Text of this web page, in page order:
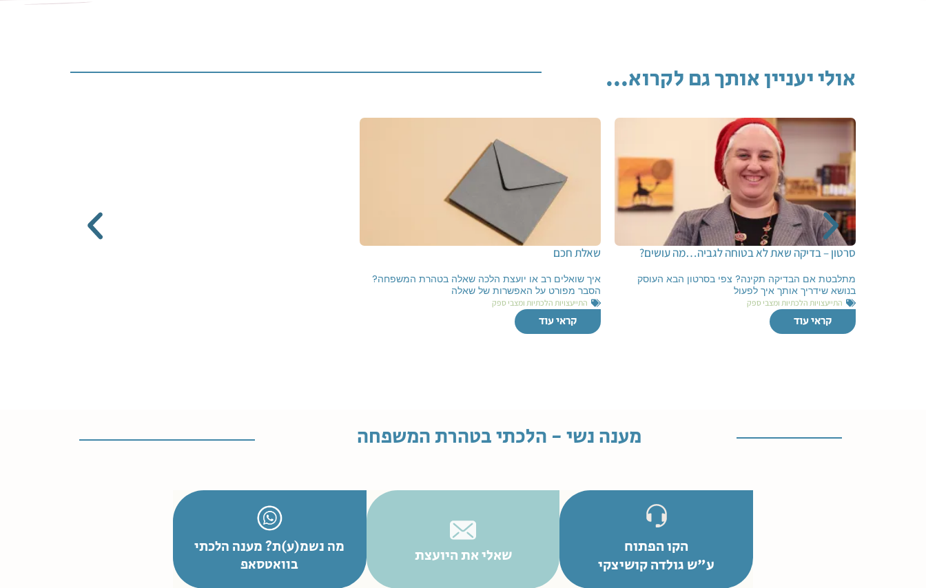
אולי יעניין אותך גם לקרוא...
סרטון – בדיקה שאת לא בטוחה לגביה…מה עושים?
מתלבטת אם הבדיקה תקינה? צפי בסרטון הבא העוסק
בנושא שידריך אותך איך לפעול
התייעצויות הלכתיות ומצבי ספק
קראי עוד
שאלת חכם
איך שואלים רב או יועצת הלכה שאלה בטהרת המשפחה?
הסבר מפורט על האפשרות של שאלה
התייעצויות הלכתיות ומצבי ספק
קראי עוד
מענה נשי - הלכתי בטהרת המשפחה
הקו הפתוח
ע"ש גולדה קושיצקי
שאלי את היועצת
מה נשמ(ע)ת? מענה הלכתי
בוואטסאפ